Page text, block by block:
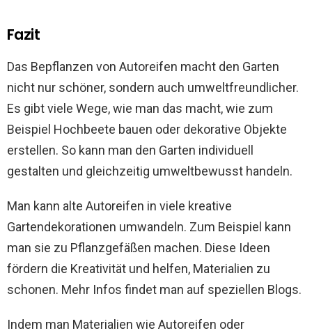
Fazit
Das Bepflanzen von Autoreifen macht den Garten
nicht nur schöner, sondern auch umweltfreundlicher.
Es gibt viele Wege, wie man das macht, wie zum
Beispiel Hochbeete bauen oder dekorative Objekte
erstellen. So kann man den Garten individuell
gestalten und gleichzeitig umweltbewusst handeln.
Man kann alte Autoreifen in viele kreative
Gartendekorationen umwandeln. Zum Beispiel kann
man sie zu Pflanzgefäßen machen. Diese Ideen
fördern die Kreativität und helfen, Materialien zu
schonen. Mehr Infos findet man auf speziellen Blogs.
Indem man Materialien wie Autoreifen oder